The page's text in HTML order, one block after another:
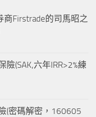
商Firstrade的司馬昭之
(SAK,六年IRR>2%練
(密碼解密，160605